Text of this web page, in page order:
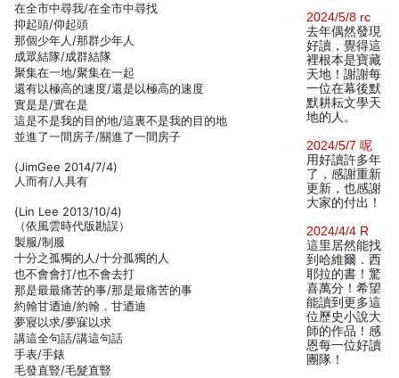
在全市中尋我/在全市中尋找
抑起頭/仰起頭
那個少年人/那群少年人
成眾結隊/成群結隊
聚集在一地/聚集在一起
還有以極高的速度/還是以極高的速度
實是是/實在是
這是不是我的目的地/這裏不是我的目的地
並進了一間房子/關進了一間房子
(JimGee 2014/7/4)
人而有/人具有
(Lin Lee 2013/10/4)
（依風雲時代版勘誤）
製服/制服
十分之孤獨的人/十分孤獨的人
也不會會打/也不會去打
那是最最痛苦的事/那是最痛苦的事
約翰甘迺迪/約翰．甘迺迪
夢寢以求/夢寐以求
講這全句話/講這句話
手表/手錶
毛發直豎/毛髮直豎
2024/5/8 rc
去年偶然發現
好讀，覺得這
裡根本是寶藏
天地！謝謝每
一位在幕後默
默耕耘文學天
地的人。
2024/5/7 呢
用好讀許多年
了，感謝重新
更新，也感謝
大家的付出！
2024/4/4 R
這里居然能找
到哈維爾．西
耶拉的書！驚
喜萬分！希望
能讀到更多這
位歷史小說大
師的作品！感
恩每一位好讀
團隊！